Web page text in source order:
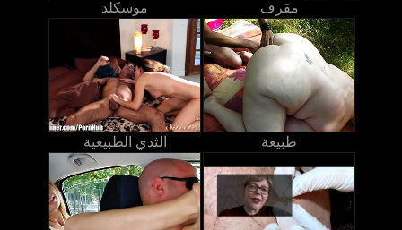
موسكلد مقرف
الثدي الطبيعية طبيعة